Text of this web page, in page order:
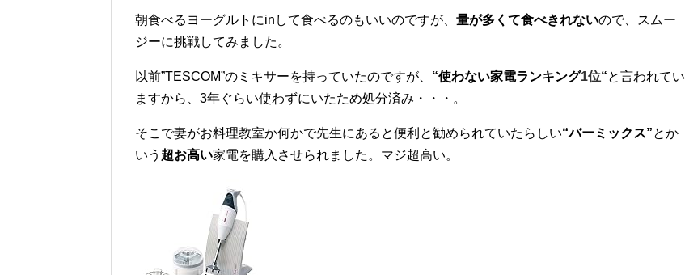
朝食べるヨーグルトにinして食べるのもいいのですが、 量が多くて食べきれないので、スムー
ジーに挑戦してみました。
以前”TESCOM”のミキサーを持っていたのですが、 “使わない家電ランキング1位“と言われてい
ますから、3年ぐらい使わずにいたため処分済み・・・。
そこで妻がお料理教室か何かで先生にあると便利と勧められていたらしい“バーミックス”とか
いう 超お高い家電を購入させられました。マジ超高い。